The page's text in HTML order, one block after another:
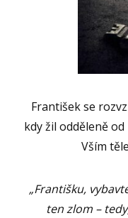
František se
kdy žil odděleně
Vším
„Františku,
ten zlom –